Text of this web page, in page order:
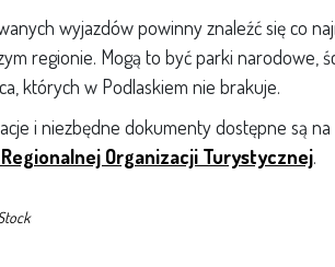
wyjazdów powinny znaleźć się co
regionie. Mogą to być parki narodowe,
których w Podlaskiem nie brakuje.
i niezbędne dokumenty dostępne są na
Organizacji Turystycznej.